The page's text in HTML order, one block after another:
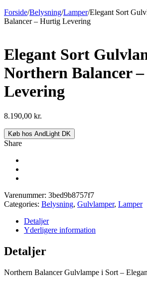
Forside/Belysning/Lamper/Elegant Sort
Balancer – Hurtig Levering
Elegant Sort
Northern Balancer
Levering
8.190,00 kr.
Køb hos AndLight DK
Share
Varenummer: 3bed9b8757f7
Categories: Belysning, Gulvlamper, Lamper
Detaljer
Yderligere information
Detaljer
Northern Balancer Gulvlampe i Sort –